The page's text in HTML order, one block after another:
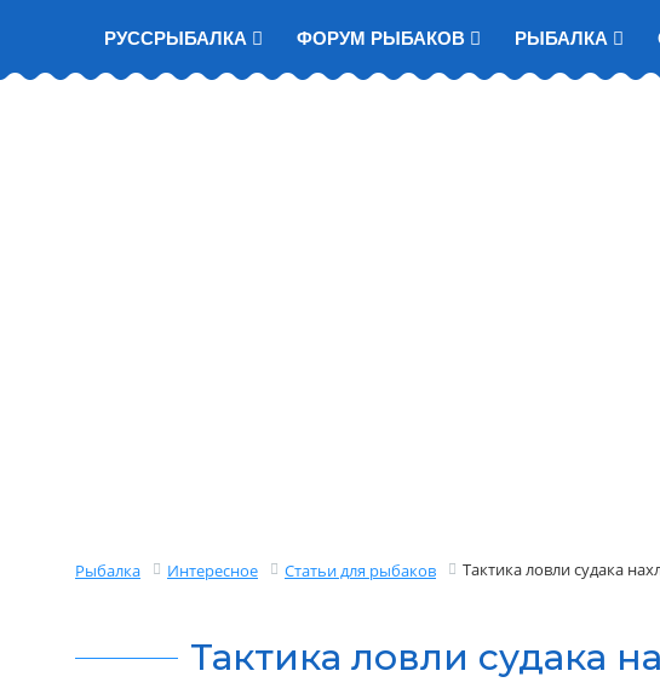
РУССРЫБАЛКА ФОРУМ РЫБАКОВ РЫБАЛКА
Рыбалка Интересное Статьи для рыбаков Тактика ловли судака
Тактика ловли судака